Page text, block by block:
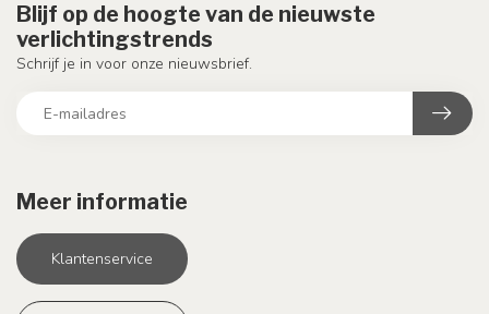
Meer informatie
Klantenservice
Blijf op de hoogte van de nieuwste
verlichtingstrends
Schrijf je in voor onze nieuwsbrief.